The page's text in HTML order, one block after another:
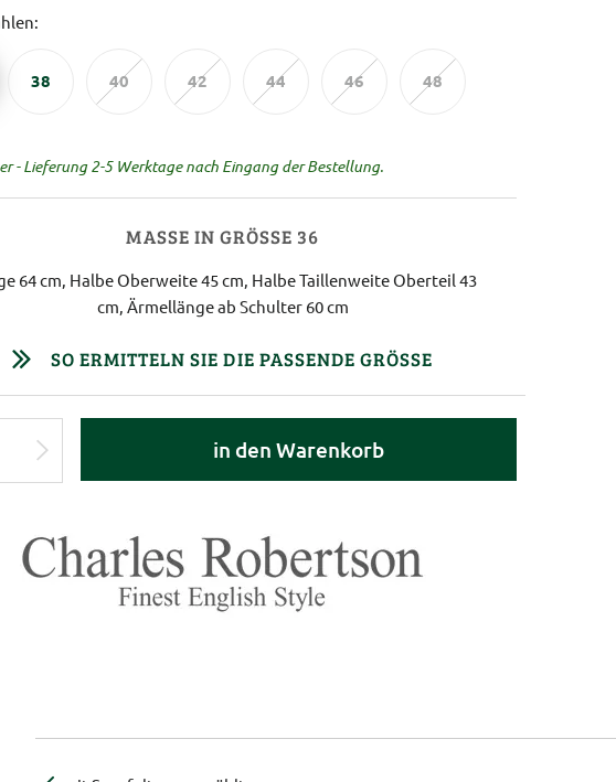
38 40 42 44 46 48
- Lieferung 2-5 Werktage nach Eingang der Bestellung.
MASSE IN GRÖSSE 36
64 cm, Halbe Oberweite 45 cm, Halbe Taillenweite Oberteil 43
cm, Ärmellänge ab Schulter 60 cm
SO ERMITTELN SIE DIE PASSENDE GRÖSSE
in den Warenkorb